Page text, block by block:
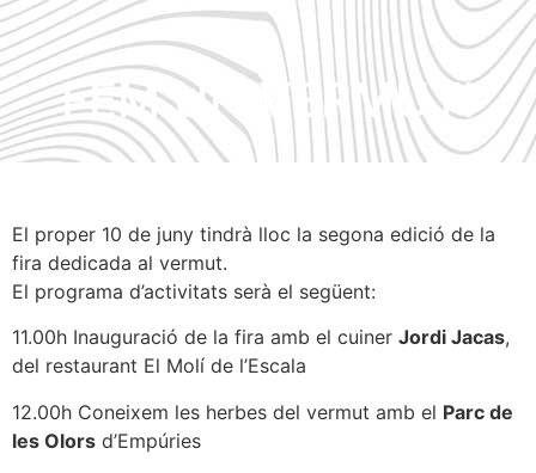
FEM UN VERMUT!
El proper 10 de juny tindrà lloc la segona edició de la
fira dedicada al vermut.
El programa d’activitats serà el següent:
11.00h Inauguració de la fira amb el cuiner Jordi Jacas,
del restaurant El Molí de l’Escala
12.00h Coneixem les herbes del vermut amb el Parc de
les Olors d’Empúries